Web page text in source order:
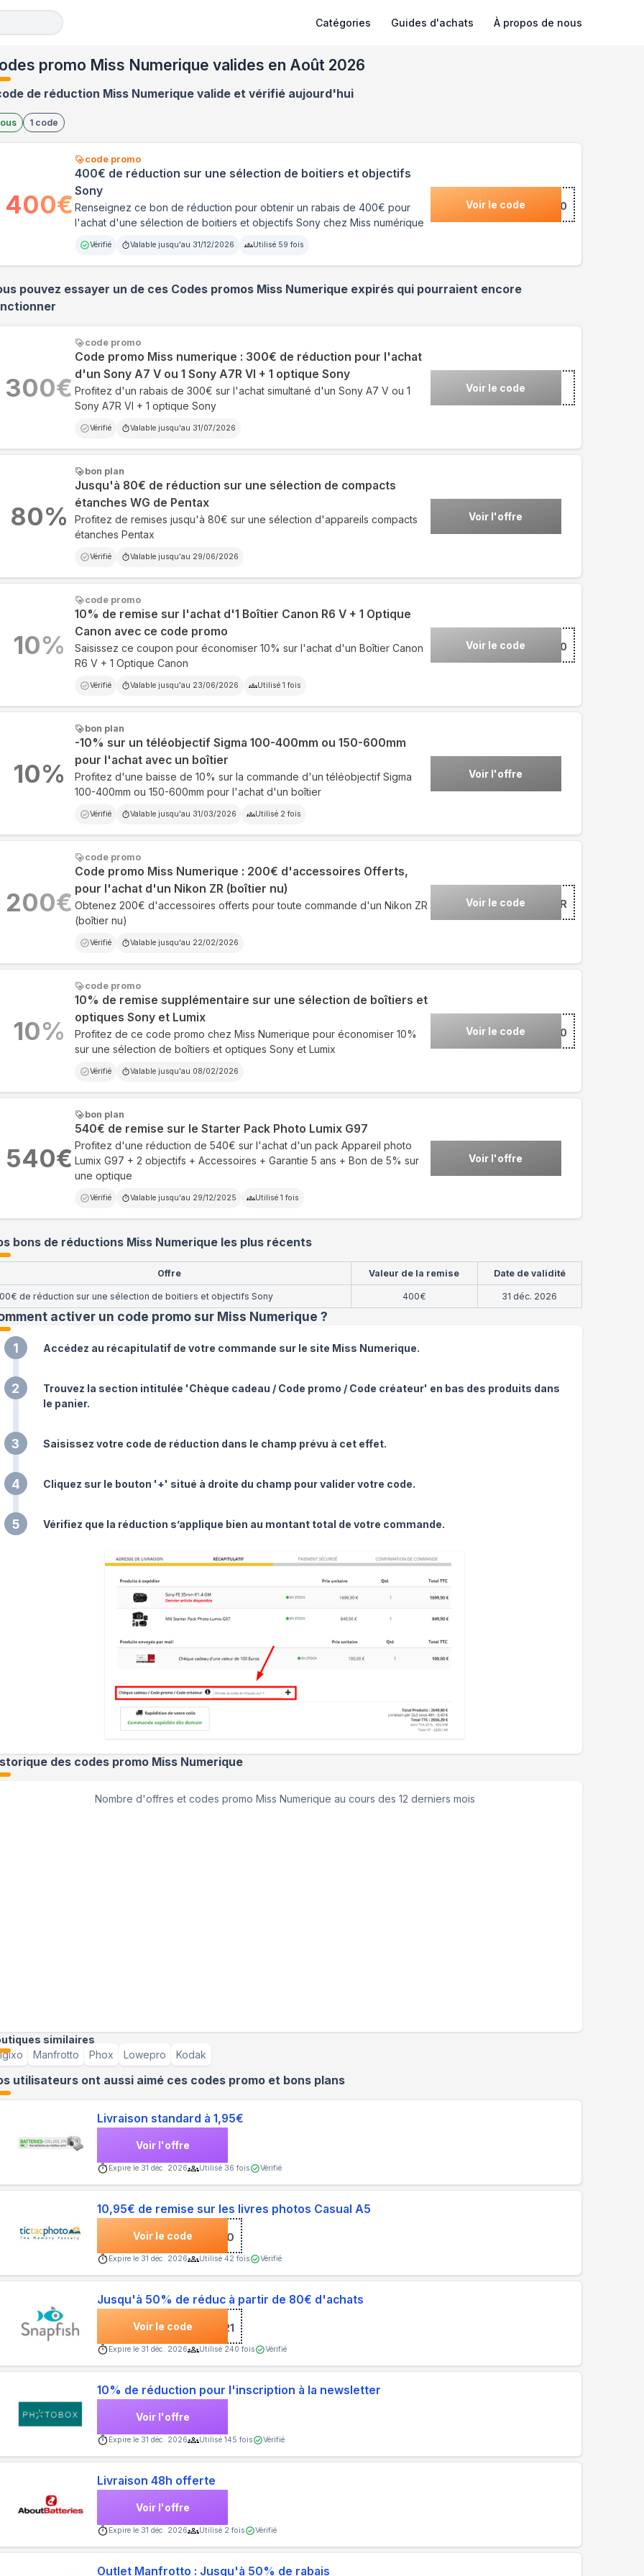
Catégories Guides d'achats À propos de nous
promo Miss Numerique valides en Août 2026
de réduction Miss Numerique valide et vérifié aujourd'hui
1 code
code promo
400€ de réduction sur une sélection de boitiers et objectifs
Sony
Renseignez ce bon de réduction pour obtenir un rabais de 400€ pour
l'achat d'une sélection de boitiers et objectifs Sony chez Miss numérique
Vérifié Valable jusqu'au 31/12/2026 Utilisé 59 fois
Voir le code***Y400
400€
pouvez essayer un de ces Codes promos Miss Numeriqueexpirés qui pourraient encore
code promo
Code promo Miss numerique : 300€ de réduction pour l'achat
d'un Sony A7 V ou 1 Sony A7R VI + 1 optique Sony
Profitez d'un rabais de 300€ sur l'achat simultané d'un Sony A7 V ou 1
Sony A7R VI + 1 optique Sony
Vérifié Valable jusqu'au 31/07/2026
Voir le code
300€
bon plan
Jusqu'à 80€ de réduction sur une sélection de compacts
étanches WG de Pentax
Profitez de remises jusqu'à 80€ sur une sélection d'appareils compacts
étanches Pentax
Vérifié Valable jusqu'au 29/06/2026
Voir l'offre
80%
code promo
10% de remise sur l'achat d'1 Boîtier Canon R6 V + 1 Optique
Canon avec ce code promo
Saisissez ce coupon pour économiser 10% sur l'achat d'un Boîtier Canon
R6 V + 1 Optique Canon
Vérifié Valable jusqu'au 23/06/2026 Utilisé 1 fois
Voir le code***ON10
10%
bon plan
-10% sur un téléobjectif Sigma 100-400mm ou 150-600mm
pour l'achat avec un boîtier
Profitez d'une baisse de 10% sur la commande d'un téléobjectif Sigma
100-400mm ou 150-600mm pour l'achat d'un boîtier
Vérifié Valable jusqu'au 31/03/2026 Utilisé 2 fois
Voir l'offre
10%
code promo
Code promo Miss Numerique : 200€ d'accessoires Offerts,
pour l'achat d'un Nikon ZR (boîtier nu)
Obtenez 200€ d'accessoires offerts pour toute commande d'un Nikon ZR
(boîtier nu)
Vérifié Valable jusqu'au 22/02/2026
Voir le code***ONZR
200€
code promo
10% de remise supplémentaire sur une sélection de boîtiers et
optiques Sony et Lumix
Profitez de ce code promo chez Miss Numerique pour économiser 10%
sur une sélection de boîtiers et optiques Sony et Lumix
Vérifié Valable jusqu'au 08/02/2026
Voir le code ***0
10%
bon plan
540€ de remise sur le Starter Pack Photo Lumix G97
Profitez d'une réduction de 540€ sur l'achat d'un pack Appareil photo
Lumix G97 + 2 objectifs + Accessoires + Garantie 5 ans + Bon de 5% sur
une optique
Vérifié Valable jusqu'au 29/12/2025 Utilisé 1 fois
Voir l'offre
540€
bons de réductions Miss Numerique les plus récents
Offre Valeur de la remise Date de validité
de réduction sur une sélection de boitiers et objectifs Sony 400€ 31 déc. 2026
activer un code promo sur Miss Numerique ?
1 Accédez au récapitulatif de votre commande sur le site Miss Numerique.
2
Trouvez la section intitulée 'Chèque cadeau / Code promo / Code créateur' en bas des produits dans
le panier.
3 Saisissez votre code de réduction dans le champ prévu à cet effet.
4 Cliquez sur le bouton '+' situé à droite du champ pour valider votre code.
5 Vérifiez que la réduction s’applique bien au montant total de votre commande.
des codes promo Miss Numerique
Nombre d'offres et codes promo Miss Numerique au cours des 12 derniers mois
similaires
Manfrotto Phox Lowepro Kodak
utilisateurs ont aussi aimé ces codes promo et bons plans
Livraison standard à 1,95€
Voir l'offre
Expire le 31 déc. 2026 Utilisé 36 fois Vérifié
10,95€ de remise sur les livres photos Casual A5
Voir le code ***RO
Expire le 31 déc. 2026 Utilisé42 fois Vérifié
Jusqu'à 50% de réduc à partir de 80€ d'achats
Voir le code ***1021
Expire le 31 déc. 2026 Utilisé 240 fois Vérifié
10% de réduction pour l'inscription à la newsletter
Voir l'offre
Expire le 31 déc. 2026 Utilisé145 fois Vérifié
Livraison 48h offerte
Voir l'offre
Expire le 31 déc. 2026 Utilisé 2 fois Vérifié
Outlet Manfrotto : Jusqu'à 50% de rabais